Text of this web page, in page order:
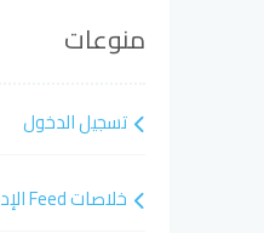
منوعات
تسجيل الدخول
خلاصات Feed الإدخالات